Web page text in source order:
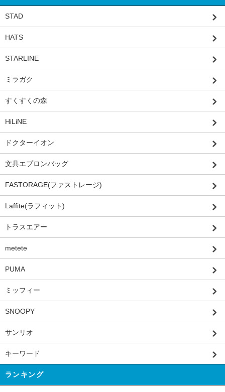
STAD
HATS
STARLINE
ミラガク
すくすくの森
HiLiNE
ドクターイオン
文具エプロンバッグ
FASTORAGE(ファストレージ)
Laffite(ラフィット)
トラスエアー
metete
PUMA
ミッフィー
SNOOPY
サンリオ
キーワード
ランキング